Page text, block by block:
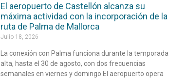
El aeropuerto de Castellón alcanza su
máxima actividad con la incorporación de la
ruta de Palma de Mallorca
Julio 18, 2026
La conexión con Palma funciona durante la temporada
alta, hasta el 30 de agosto, con dos frecuencias
semanales en viernes y domingo El aeropuerto opera